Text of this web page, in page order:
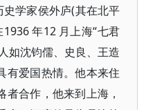
学家侯外庐(其在北平
年12 月上海“七君
如沈钧儒、史良、王造
有爱国热情。他本来住
合作，他来到上海，